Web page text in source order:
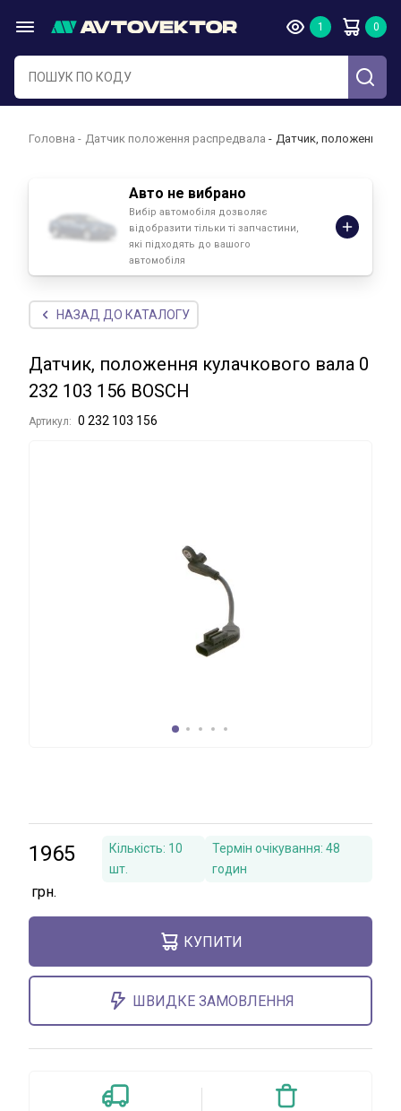
Головна Датчик положення распредвала Датчик, положення
Авто не вибрано
Вибір автомобіля дозволяє
відобразити тільки ті запчастини,
які підходять до вашого
автомобіля
НАЗАД ДО КАТАЛОГУ
Датчик, положення кулачкового вала 0
232 103 156 BOSCH
Артикул: 0 232 103 156
1965 Кількість: 10
шт.
Термін очікування: 48
годин
КУПИТИ
ШВИДКЕ ЗАМОВЛЕННЯ